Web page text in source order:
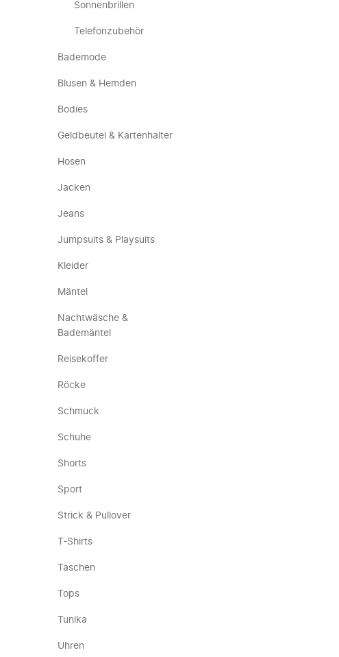
Sonnenbrillen
Telefonzubehör
Bademode
Blusen & Hemden
Bodies
Geldbeutel & Kartenhalter
Hosen
Jacken
Jeans
Jumpsuits & Playsuits
Kleider
Mäntel
Nachtwäsche &
Bademäntel
Reisekoffer
Röcke
Schmuck
Schuhe
Shorts
Sport
Strick & Pullover
T-Shirts
Taschen
Tops
Tunika
Uhren